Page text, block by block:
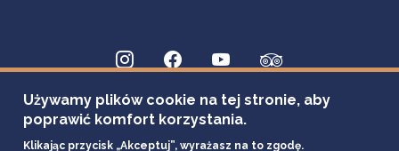
Używamy plików cookie na tej stronie, aby
poprawić komfort korzystania.
Klikając przycisk „Akceptuj”, wyrażasz na to zgodę.